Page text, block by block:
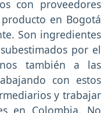
con proveedores
en Bogotá
Son ingredientes
por el
también a las
con estos
y trabajar
en Colombia. No